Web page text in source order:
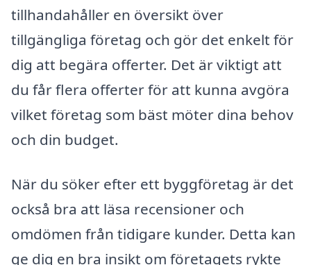
tillhandahåller en översikt över
tillgängliga företag och gör det enkelt för
dig att begära offerter. Det är viktigt att
du får flera offerter för att kunna avgöra
vilket företag som bäst möter dina behov
och din budget.
När du söker efter ett byggföretag är det
också bra att läsa recensioner och
omdömen från tidigare kunder. Detta kan
ge dig en bra insikt om företagets rykte